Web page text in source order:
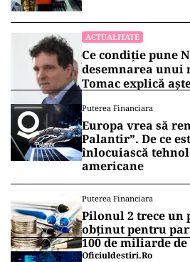
ACTUALITATE
Ce condiție pune
desemnarea unui
Tomac explică
Puterea Financiara
Europa vrea să
Palantir”. De ce
înlocuiască
americane
Puterea Financiara
Pilonul 2 trece un
obținut pentru
100 de miliarde
Oficiuldestiri.ro